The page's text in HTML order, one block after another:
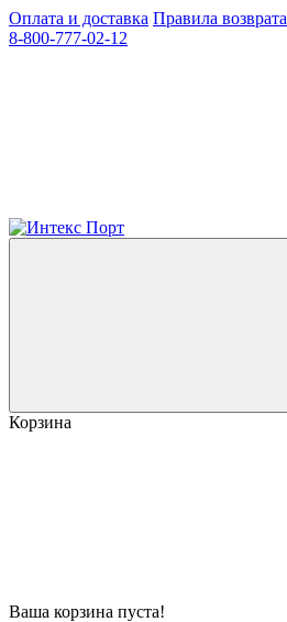
Оплата и доставка Правила возврата
8-800-777-02-12
Корзина
Ваша корзина пуста!